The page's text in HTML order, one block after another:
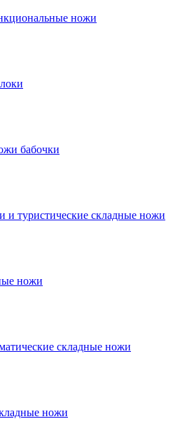
ножи
бабочки
и туристические складные ножи
ножи
складные ножи
ножи